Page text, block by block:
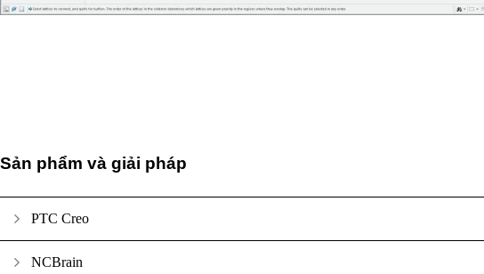
Sản phẩm và giải pháp
PTC Creo
NCBrain